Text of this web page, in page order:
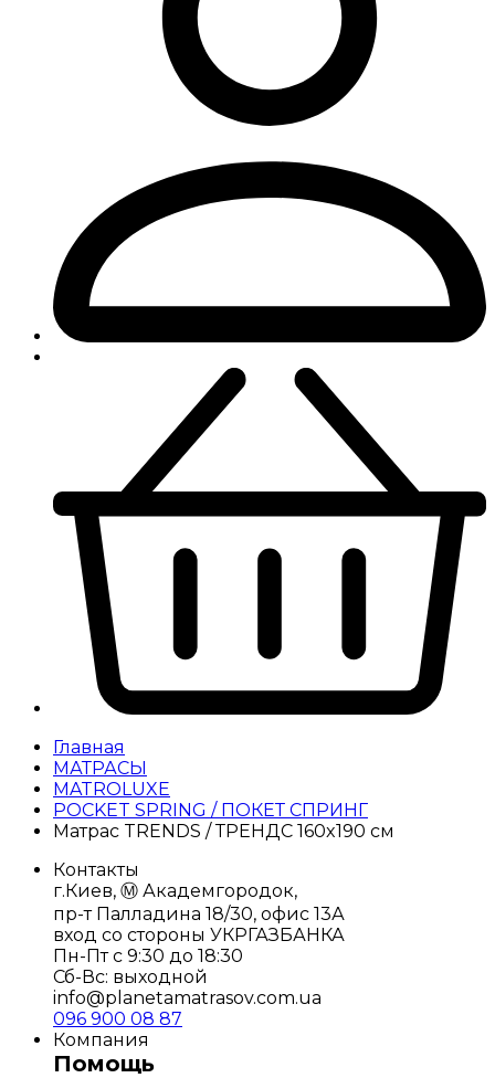
Главная
МАТРАСЫ
MATROLUXE
POCKET SPRING / ПОКЕТ СПРИНГ
Матрас TRENDS / ТРЕНДС 160x190 см
Контакты
г.Киев, Ⓜ️ Академгородок,
пр-т Палладина 18/30, офис 13А
вход со стороны УКРГАЗБАНКА
Пн-Пт с 9:30 до 18:30
Сб-Вс: выходной
info@planetamatrasov.com.ua
096 900 08 87
Компания
Помощь